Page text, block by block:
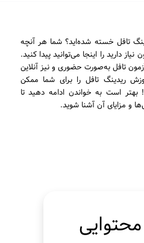
تافل خسته شده‌اید؟ شما هر آنچه
دارید را اینجا می‌توانید پیدا کنید.
تافل به‌صورت حضوری و نیز آنلاین
ریدینگ تافل را برای شما ممکن
است به خواندن ادامه دهید تا
و مزایای آن آشنا شوید.